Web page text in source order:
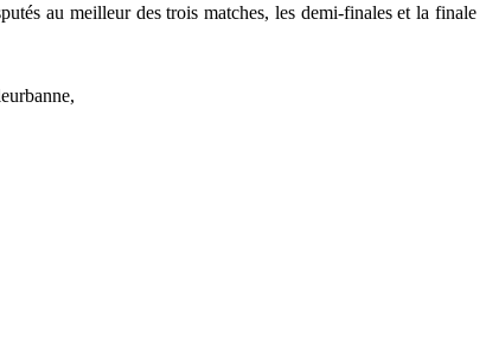
au meilleur des trois matches, les demi-finales et la finale